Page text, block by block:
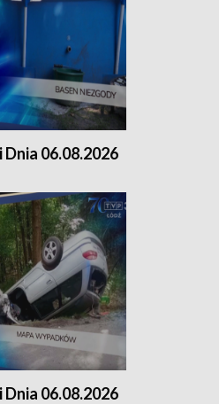
06.08.2026
06.08.2026